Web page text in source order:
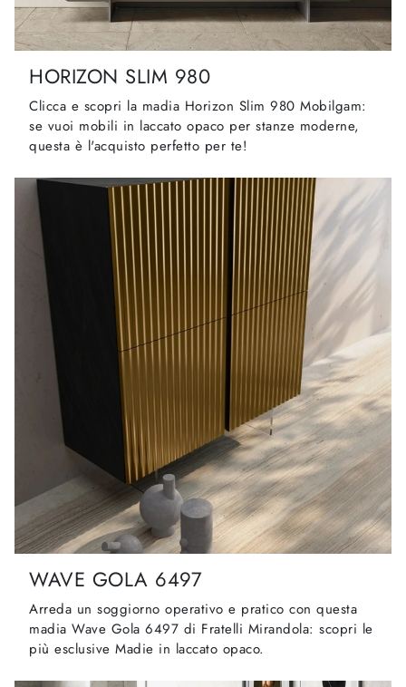
HORIZON SLIM 980
Clicca e scopri la madia Horizon Slim 980 Mobilgam:
se vuoi mobili in laccato opaco per stanze moderne,
questa è l'acquisto perfetto per te!
WAVE GOLA 6497
Arreda un soggiorno operativo e pratico con questa
madia Wave Gola 6497 di Fratelli Mirandola: scopri le
più esclusive Madie in laccato opaco.